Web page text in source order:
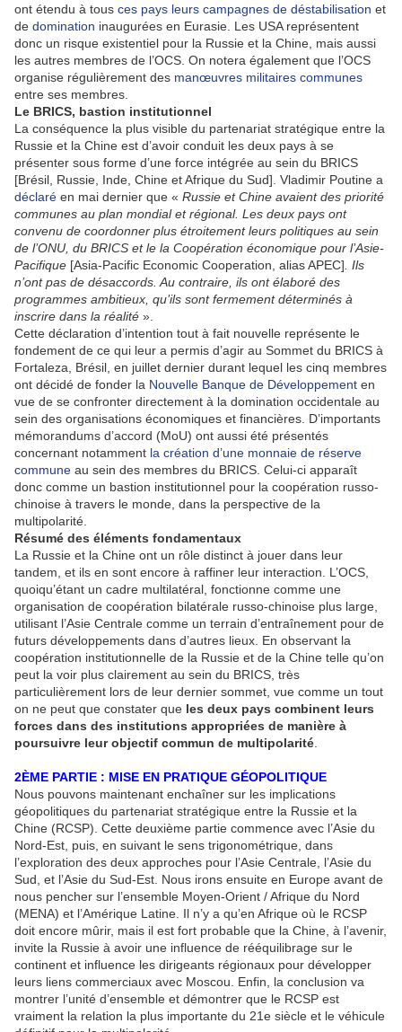
ont étendu à tous ces pays leurs campagnes de déstabilisation et
de domination inaugurées en Eurasie. Les USA représentent
donc un risque existentiel pour la Russie et la Chine, mais aussi
les autres membres de l’OCS. On notera également que l’OCS
organise régulièrement des manœuvres militaires communes
entre ses membres.
Le BRICS, bastion institutionnel
La conséquence la plus visible du partenariat stratégique entre la
Russie et la Chine est d’avoir conduit les deux pays à se
présenter sous forme d’une force intégrée au sein du BRICS
[Brésil, Russie, Inde, Chine et Afrique du Sud]. Vladimir Poutine a
déclaré en mai dernier que « Russie et Chine avaient des priorité
communes au plan mondial et régional. Les deux pays ont
convenu de coordonner plus étroitement leurs politiques au sein
de l’ONU, du BRICS et le la Coopération économique pour l’Asie-
Pacifique [Asia-Pacific Economic Cooperation, alias APEC] . Ils
n’ont pas de désaccords. Au contraire, ils ont élaboré des
programmes ambitieux, qu’ils sont fermement déterminés à
inscrire dans la réalité ».
Cette déclaration d’intention tout à fait nouvelle représente le
fondement de ce qui leur a permis d’agir au Sommet du BRICS à
Fortaleza, Brésil, en juillet dernier durant lequel les cinq membres
ont décidé de fonder la Nouvelle Banque de Développement en
vue de se confronter directement à la domination occidentale au
sein des organisations économiques et financières. D’importants
mémorandums d’accord (MoU) ont aussi été présentés
concernant notamment la création d’une monnaie de réserve
commune au sein des membres du BRICS. Celui-ci apparaît
donc comme un bastion institutionnel pour la coopération russo-
chinoise à travers le monde, dans la perspective de la
multipolarité.
Résumé des éléments fondamentaux
La Russie et la Chine ont un rôle distinct à jouer dans leur
tandem, et ils en sont encore à raffiner leur interaction. L’OCS,
quoiqu’étant un cadre multilatéral, fonctionne comme une
organisation de coopération bilatérale russo-chinoise plus large,
utilisant l’Asie Centrale comme un terrain d’entraînement pour de
futurs développements dans d’autres lieux. En observant la
coopération institutionnelle de la Russie et de la Chine telle qu’on
peut la voir plus clairement au sein du BRICS, très
particulièrement lors de leur dernier sommet, vue comme un tout
on ne peut que constater que les deux pays combinent leurs
forces dans des institutions appropriées de manière à
poursuivre leur objectif commun de multipolarité
2ÈME PARTIE : MISE EN PRATIQUE GÉOPOLITIQUE
Nous pouvons maintenant enchaîner sur les implications
géopolitiques du partenariat stratégique entre la Russie et la
Chine (RCSP). Cette deuxième partie commence avec l’Asie du
Nord-Est, puis, en suivant le sens trigonométrique, dans
l’exploration des deux approches pour l’Asie Centrale, l’Asie du
Sud, et l’Asie du Sud-Est. Nous irons ensuite en Europe avant de
nous pencher sur l’ensemble Moyen-Orient / Afrique du Nord
(MENA) et l’Amérique Latine. Il n’y a qu’en Afrique où le RCSP
doit encore mûrir, mais il est fort probable que la Chine, à l’avenir,
invite la Russie à avoir une influence de rééquilibrage sur le
continent et influence les dirigeants régionaux pour développer
leurs liens commerciaux avec Moscou. Enfin, la conclusion va
montrer l’unité d’ensemble et démontrer que le RCSP est
vraiment la relation la plus importante du 21e siècle et le véhicule